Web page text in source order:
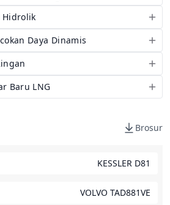
Hidrolik
Daya Dinamis
Baru LNG
Brosur
KESSLER D81
VOLVO TAD881VE